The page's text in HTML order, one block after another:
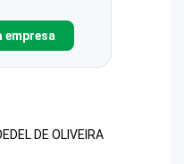
empresa
DE OLIVEIRA